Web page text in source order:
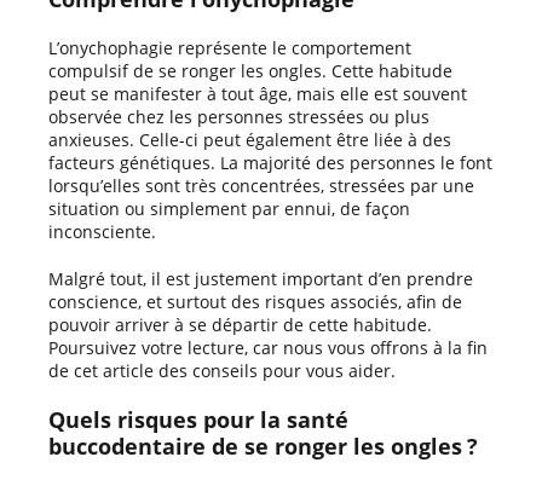
L’onychophagie représente le comportement
compulsif de se ronger les ongles. Cette habitude
peut se manifester à tout âge, mais elle est souvent
observée chez les personnes stressées ou plus
anxieuses. Celle-ci peut également être liée à des
facteurs génétiques. La majorité des personnes le font
lorsqu’elles sont très concentrées, stressées par une
situation ou simplement par ennui, de façon
inconsciente.
Malgré tout, il est justement important d’en prendre
conscience, et surtout des risques associés, afin de
pouvoir arriver à se départir de cette habitude.
Poursuivez votre lecture, car nous vous offrons à la fin
de cet article des conseils pour vous aider.
Quels risques pour la santé
buccodentaire de se ronger les ongles ?